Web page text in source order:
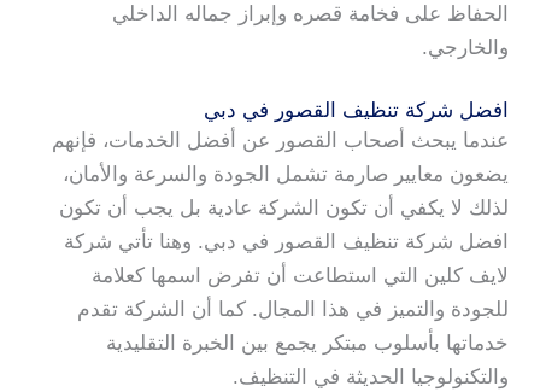
الحفاظ على فخامة قصره وإبراز جماله الداخلي
والخارجي.
افضل شركة تنظيف القصور في دبي
عندما يبحث أصحاب القصور عن أفضل الخدمات، فإنهم
يضعون معايير صارمة تشمل الجودة والسرعة والأمان،
لذلك لا يكفي أن تكون الشركة عادية بل يجب أن تكون
افضل شركة تنظيف القصور في دبي. وهنا تأتي شركة
لايف كلين التي استطاعت أن تفرض اسمها كعلامة
للجودة والتميز في هذا المجال. كما أن الشركة تقدم
خدماتها بأسلوب مبتكر يجمع بين الخبرة التقليدية
والتكنولوجيا الحديثة في التنظيف.